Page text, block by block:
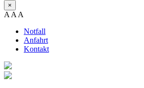
×
A A A
Notfall
Anfahrt
Kontakt